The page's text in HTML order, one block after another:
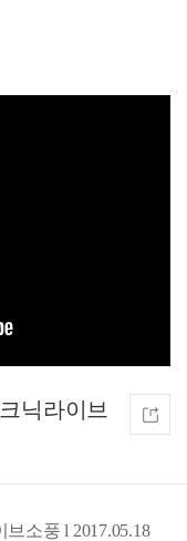
닉라이브
소풍 l 2017.05.18